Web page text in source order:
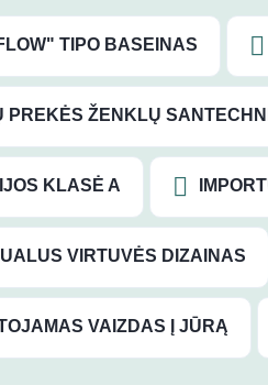
TIPO BASEINAS
PREKĖS ŽENKLŲ
KLASĖ A
VIRTUVĖS DIZAINAS
VAIZDAS Į JŪRĄ